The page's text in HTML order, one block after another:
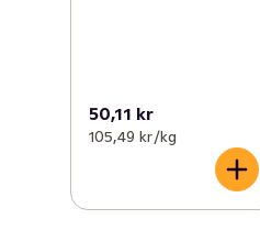
50,11 kr
105,49 kr /kg